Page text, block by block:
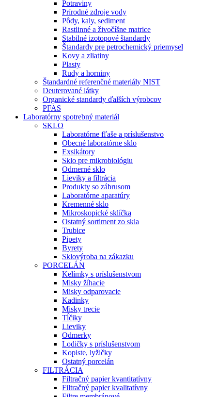
Potraviny
Prírodné zdroje vody
Pôdy, kaly, sediment
Rastlinné a živočíšne matrice
Stabilné izotopové štandardy
Štandardy pre petrochemický priemysel
Kovy a zliatiny
Plasty
Rudy a horniny
Štandardné referenčné materiály NIST
Deuterované látky
Organické standardy ďalších výrobcov
PFAS
Laboratórny spotrebný materiál
SKLO
Laboratórne fľaše a príslušenstvo
Obecné laboratórne sklo
Exsikátory
Sklo pre mikrobiológiu
Odmerné sklo
Lieviky a filtrácia
Produkty so zábrusom
Laboratórne aparatúry
Kremenné sklo
Mikroskopické sklíčka
Ostatný sortiment zo skla
Trubice
Pipety
Byrety
Sklovýroba na zákazku
PORCELÁN
Kelímky s príslušenstvom
Misky žíhacie
Misky odparovacie
Kadinky
Misky trecie
Tĺčiky
Lieviky
Odmerky
Lodičky s príslušenstvom
Kopiste, lyžičky
Ostatný porcelán
FILTRÁCIA
Filtračný papier kvantitatívny
Filtračný papier kvalitatívny